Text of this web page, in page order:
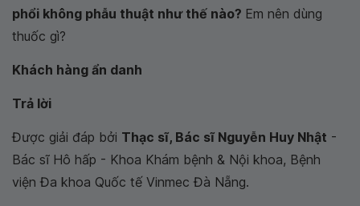
phổi không phẫu thuật như thế nào? Em nên dùng
thuốc gì?
Khách hàng ẩn danh
Trả lời
Được giải đáp bởi Thạc sĩ, Bác sĩ Nguyễn Huy Nhật -
Bác sĩ Hô hấp - Khoa Khám bệnh & Nội khoa, Bệnh
viện Đa khoa Quốc tế Vinmec Đà Nẵng.